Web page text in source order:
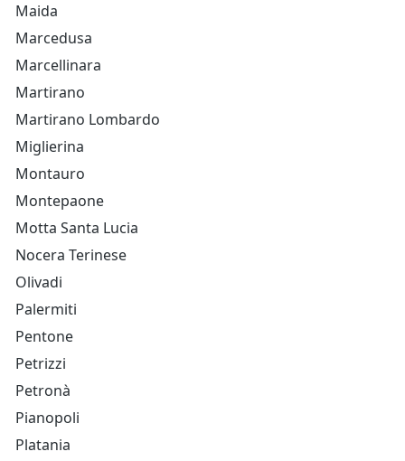
Maida
Marcedusa
Marcellinara
Martirano
Martirano Lombardo
Miglierina
Montauro
Montepaone
Motta Santa Lucia
Nocera Terinese
Olivadi
Palermiti
Pentone
Petrizzi
Petronà
Pianopoli
Platania